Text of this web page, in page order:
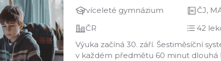
víceleté gymnázium ČJ,
ČR
42
Výuka začíná 30. září. Šestiměsíční
v každém předmětu 60 minut dlouhá